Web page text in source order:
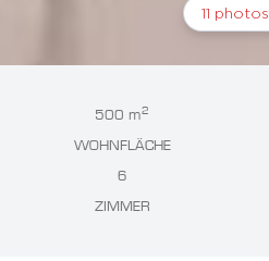
11 photos
500 m2
WOHNFLÄCHE
6
ZIMMER